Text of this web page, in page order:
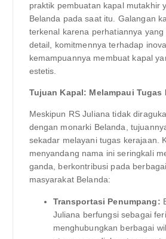
praktik pembuatan kapal mutakhir
Belanda pada saat itu. Galangan
terkenal karena perhatiannya
detail, komitmennya terhadap
kemampuannya membuat kapal
estetis.
Tujuan Kapal: Melampaui Tugas
Meskipun RS Juliana tidak
dengan monarki Belanda,
sekadar melayani tugas kerajaan.
menyandang nama ini seringkali
ganda, berkontribusi pada
masyarakat Belanda:
Transportasi Penumpang:
Juliana berfungsi sebagai
menghubungkan berbagai